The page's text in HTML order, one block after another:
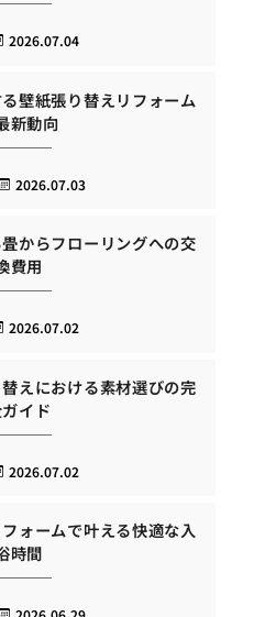
2026.07.04
壁紙張り替えリフォーム
新動向
2026.07.03
からフローリングへの交
費用
2026.07.02
えにおける素材選びの完
イド
2026.07.02
ォームで叶える快適な入
時間